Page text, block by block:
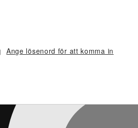
Ange lösenord för att komma in